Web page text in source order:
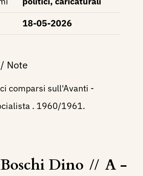
18-05-2026
Note
comparsi sull'Avanti -
. 1960/1961.
Boschi Dino // A -